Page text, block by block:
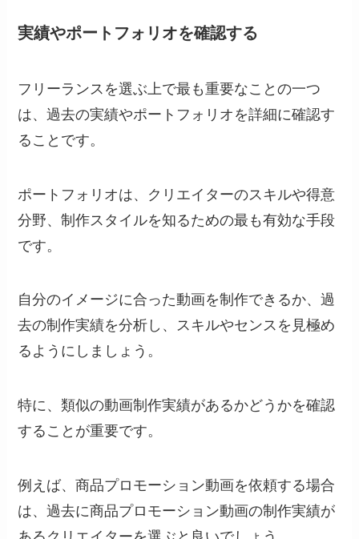
実績やポートフォリオを確認する
フリーランスを選ぶ上で最も重要なことの一つ
は、過去の実績やポートフォリオを詳細に確認す
ることです。
ポートフォリオは、クリエイターのスキルや得意
分野、制作スタイルを知るための最も有効な手段
です。
自分のイメージに合った動画を制作できるか、過
去の制作実績を分析し、スキルやセンスを見極め
るようにしましょう。
特に、類似の動画制作実績があるかどうかを確認
することが重要です。
例えば、商品プロモーション動画を依頼する場合
は、過去に商品プロモーション動画の制作実績が